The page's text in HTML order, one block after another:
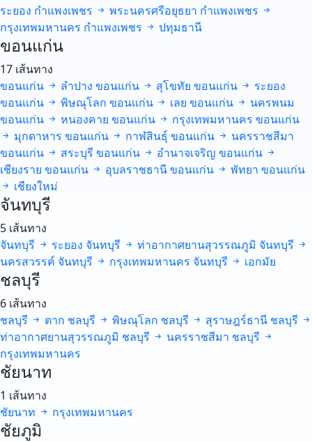
ระยอง กำแพงเพชร พระนครศรีอยุธยา กำแพงเพชร
กรุงเทพมหานคร กำแพงเพชร ปทุมธานี
ขอนแก่น
17 เส้นทาง
ขอนแก่น
ลำปาง ขอนแก่น สุโขทัย ขอนแก่น
ระยอง
ขอนแก่น
พิษณุโลก ขอนแก่น เลย ขอนแก่น
นครพนม
ขอนแก่น
หนองคาย ขอนแก่น กรุงเทพมหานคร ขอนแก่น
มุกดาหาร ขอนแก่น กาฬสินธุ์ ขอนแก่น
นครราชสีมา
ขอนแก่น
สระบุรี ขอนแก่น อำนาจเจริญ ขอนแก่น
เชียงราย ขอนแก่น อุบลราชธานีขอนแก่น พัทยา ขอนแก่น
เชียงใหม่
จันทบุรี
5 เส้นทาง
จันทบุรี
ระยอง จันทบุรี ท่าอากาศยานสุวรรณภูมิ จันทบุรี
นครสวรรค์ จันทบุรี กรุงเทพมหานคร จันทบุรี เอกมัย
ชลบุรี
6 เส้นทาง
ชลบุรี
ตาก ชลบุรี พิษณุโลก ชลบุรี สุราษฎร์ธานี ชลบุรี
ท่าอากาศยานสุวรรณภูมิ ชลบุรี นครราชสีมา ชลบุรี
กรุงเทพมหานคร
ชัยนาท
1 เส้นทาง
ชัยนาท
กรุงเทพมหานคร
ชัยภูมิ